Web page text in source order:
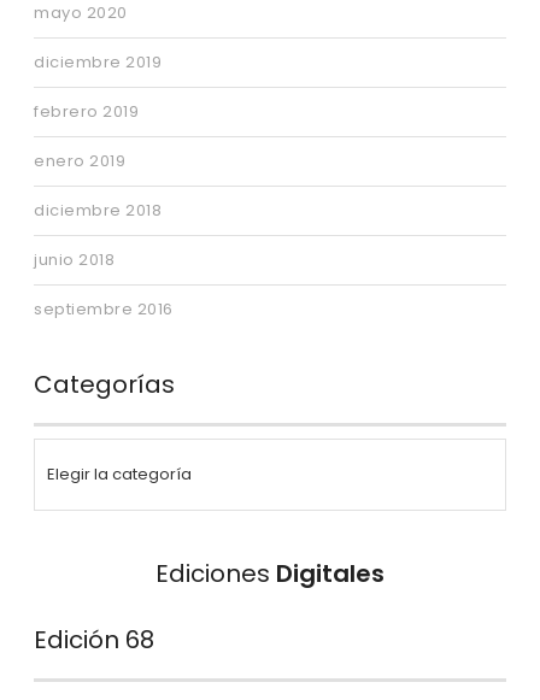
mayo 2020
diciembre 2019
febrero 2019
enero 2019
diciembre 2018
junio 2018
septiembre 2016
Categorías
Ediciones Digitales
Edición 68